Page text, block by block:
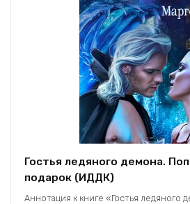
Гостья ледяного демона.
подарок (ИДДК)
Аннотация к книге «Гостья ледяного